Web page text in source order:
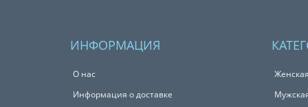
ИНФОРМАЦИЯ
О нас
Информация о доставке